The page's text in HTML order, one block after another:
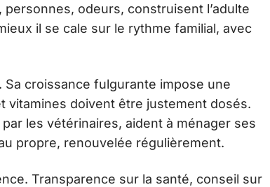
odeurs, construisent l’adulte
il se cale sur le rythme familial, avec
Sa croissance fulgurante impose une
vitamines doivent être justement dosés.
les vétérinaires, aident à ménager ses
propre, renouvelée régulièrement.
Transparence sur la santé, conseil sur